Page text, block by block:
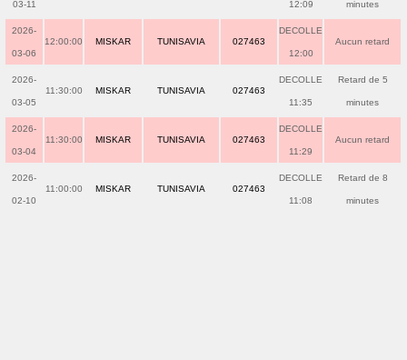
03-11 12:09 minutes
2026-
03-06
12:00:00 MISKAR TUNISAVIA 027463
DECOLLE
12:00
Aucun retard
2026-
03-05
11:30:00 MISKAR TUNISAVIA 027463
DECOLLE
11:35
Retard de 5
minutes
2026-
03-04
11:30:00 MISKAR TUNISAVIA 027463
DECOLLE
11:29
Aucun retard
2026-
02-10
11:00:00 MISKAR TUNISAVIA 027463
DECOLLE
11:08
Retard de 8
minutes